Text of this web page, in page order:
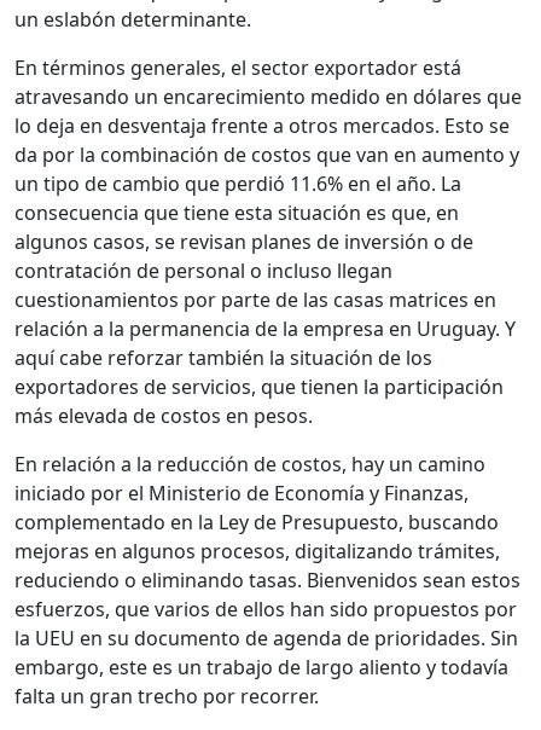
un eslabón determinante.
En términos generales, el sector exportador está
atravesando un encarecimiento medido en dólares que
lo deja en desventaja frente a otros mercados. Esto se
da por la combinación de costos que van en aumento y
un tipo de cambio que perdió 11.6% en el año. La
consecuencia que tiene esta situación es que, en
algunos casos, se revisan planes de inversión o de
contratación de personal o incluso llegan
cuestionamientos por parte de las casas matrices en
relación a la permanencia de la empresa en Uruguay. Y
aquí cabe reforzar también la situación de los
exportadores de servicios, que tienen la participación
más elevada de costos en pesos.
En relación a la reducción de costos, hay un camino
iniciado por el Ministerio de Economía y Finanzas,
complementado en la Ley de Presupuesto, buscando
mejoras en algunos procesos, digitalizando trámites,
reduciendo o eliminando tasas. Bienvenidos sean estos
esfuerzos, que varios de ellos han sido propuestos por
la UEU en su documento de agenda de prioridades. Sin
embargo, este es un trabajo de largo aliento y todavía
falta un gran trecho por recorrer.